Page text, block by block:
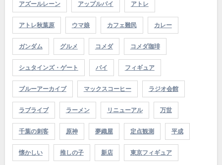
アズールレーン アップルパイ アトレ
アトレ秋葉原 ウマ娘 カフェ難民 カレー
ガンダム グルメ コメダ コメダ珈琲
シュタインズ・ゲート パイ フィギュア
ブルーアーカイブ マックスコーヒー ラジオ会館
ラブライブ ラーメン リニューアル 万世
千葉の刺客 原神 夢織屋 定点観測 平成
懐かしい 推しの子 新店 東京フィギュア